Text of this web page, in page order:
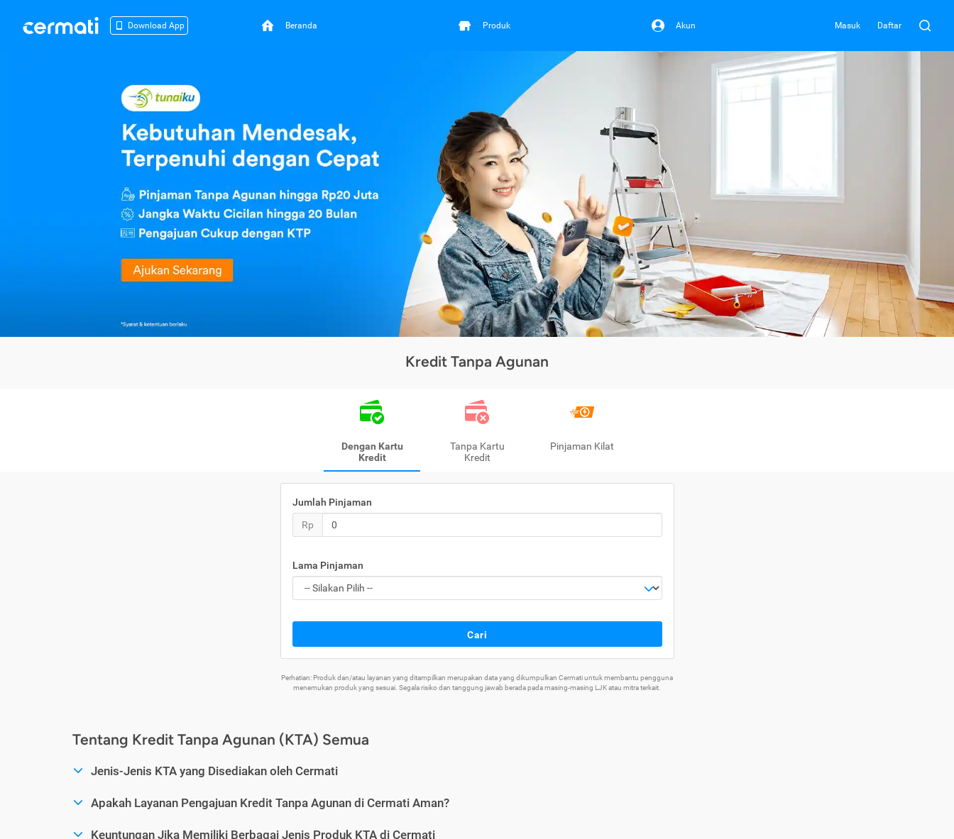
Download App Beranda Produk Akun Masuk Daftar
Kredit Tanpa Agunan
Dengan Kartu
Kredit
Tanpa Kartu
Kredit
Pinjaman Kilat
Jumlah Pinjaman
Rp
Lama Pinjaman
Cari
Perhatian: Produk dan/atau layanan yang ditampilkan merupakan data yang dikumpulkan Cermati untuk membantu pengguna
menemukan produk yang sesuai. Segala risiko dan tanggung jawab berada pada masing-masing LJK atau mitra terkait.
Tentang Kredit Tanpa Agunan (KTA) Semua
Jenis-Jenis KTA yang Disediakan oleh Cermati
Apakah Layanan Pengajuan Kredit Tanpa Agunan di Cermati Aman?
Keuntungan Jika Memiliki Berbagai Jenis Produk KTA di Cermati